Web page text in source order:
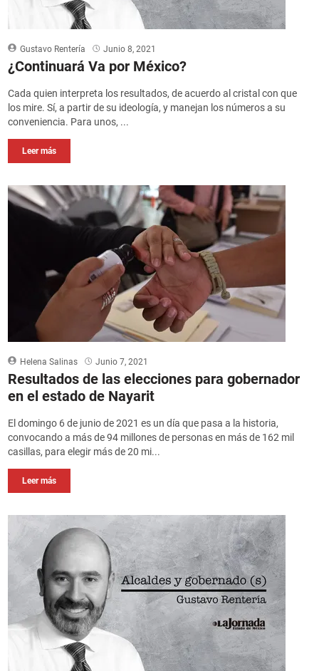
Gustavo Rentería Junio 8, 2021
¿Continuará Va por México?
Cada quien interpreta los resultados, de acuerdo al cristal con que
los mire. Sí, a partir de su ideología, y manejan los números a su
conveniencia. Para unos, ...
Leer más
Helena Salinas Junio 7, 2021
Resultados de las elecciones para gobernador
en el estado de Nayarit
El domingo 6 de junio de 2021 es un día que pasa a la historia,
convocando a más de 94 millones de personas en más de 162 mil
casillas, para elegir más de 20 mi...
Leer más